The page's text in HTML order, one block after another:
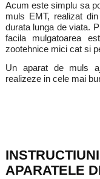
Acum este simplu sa
muls EMT, realizat
durata lunga de viata.
facila mulgatoarea
zootehnice mici cat si
Un aparat de muls
realizeze in cele mai
APARATELE